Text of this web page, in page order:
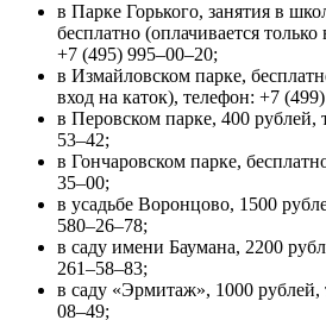
в Парке Горького, занятия в
бесплатно (оплачивается
+7 (495) 995–00–20;
в Измайловском парке,
вход на каток), телефон: +7
в Перовском парке, 400 рублей,
53–42;
в Гончаровском парке,
35–00;
в усадьбе Воронцово, 1500
580–26–78;
в саду имени Баумана, 2200
261–58–83;
в саду «Эрмитаж», 1000 рублей,
08–49;